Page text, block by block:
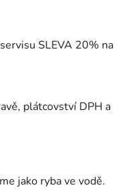
SLEVA 20% na
plátcovství DPH a
jako ryba ve vodě.